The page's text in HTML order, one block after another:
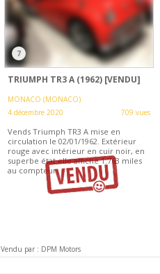
7
TRIUMPH TR3 A (1962) [VENDU]
MONACO (MONACO)
4 décembre 2020
709 vues
Vends Triumph TR3 A mise en
circulation le 02/01/1962. Extérieur
rouge avec intérieur en cuir noir, en
superbe état elle affiche 1.763 miles
au compteur.
Vendu par : DPM Motors